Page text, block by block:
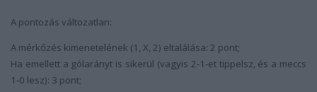
A pontozás változatlan:
A mérkőzés kimenetelének (1, X, 2) eltalálása: 2 pont;
Ha emellett a gólarányt is sikerül (vagyis 2-1-et tippelsz, és a meccs
1-0 lesz): 3 pont;